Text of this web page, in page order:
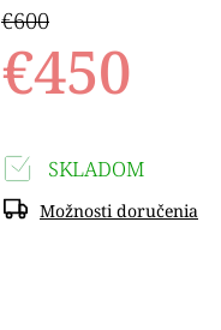
€600
€450
SKLADOM
Možnosti doručenia